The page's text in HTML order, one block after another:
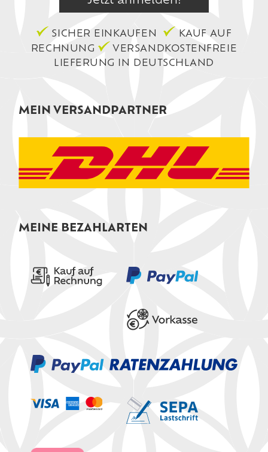
SICHER EINKAUFEN
KAUF AUF
RECHNUNG
VERSANDKOSTENFREIE
LIEFERUNG IN DEUTSCHLAND
MEIN VERSANDPARTNER
MEINE BEZAHLARTEN